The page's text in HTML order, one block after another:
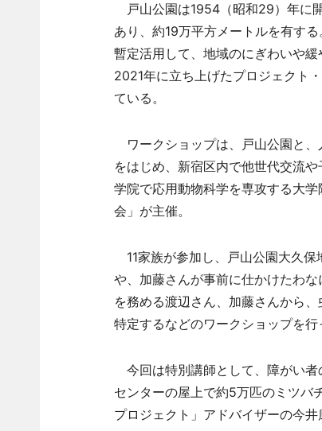
戸山公園は1954（昭和29）年に
あり、約19万平方メートルを有す
暫定活用して、地域のにぎわいや
2021年に立ち上げたプロジェクト
ている。
ワークショップは、戸山公園と、
をはじめ、新宿区内で他世代交流
学院で応用動物科学を専攻する大
会」が主催。
11家族が参加し、戸山公園大久
や、加藤さんが事前に仕かけたわ
を務める渡辺さん、加藤さんから
特定するなどのワークショップを行
今回は特別講師として、障がい者
センターの屋上で約5万匹のミツバ
プロジェクト」アドバイザーの今